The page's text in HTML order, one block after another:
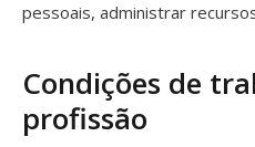
pessoais, administrar
Condições de
profissão